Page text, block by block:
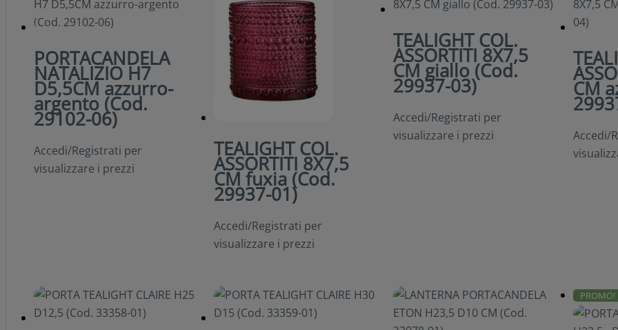
PORTACANDELA
NATALIZIO H7
D5,5CM azzurro-
argento (Cod.
29102-06)
Accedi/Registrati per
visualizzare i prezzi
TEALIGHT COL.
ASSORTITI 8X7,5
CM fuxia (Cod.
29937-01)
Accedi/Registrati per
visualizzare i prezzi
TEALIGHT COL.
ASSORTITI 8X7,5
CM giallo (Cod.
29937-03)
Accedi/Registrati per
visualizzare i prezzi
CM
Accedi/
PROMO!